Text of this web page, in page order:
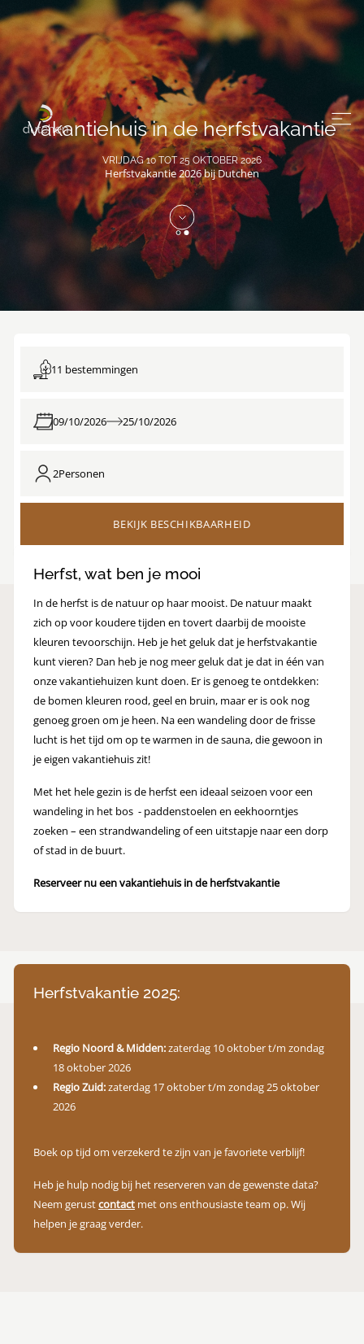
Vakantiehuis in de herfstvakantie
VRIJDAG 10 TOT 25 OKTOBER 2026
Herfstvakantie 2026 bij Dutchen
11 bestemmingen
09/10/2026 25/10/2026
2Personen
BEKIJK BESCHIKBAARHEID
Herfst, wat ben je mooi
In de herfst is de natuur op haar mooist. De natuur maakt
zich op voor koudere tijden en tovert daarbij de mooiste
kleuren tevoorschijn. Heb je het geluk dat je herfstvakantie
kunt vieren? Dan heb je nog meer geluk dat je dat in één van
onze vakantiehuizen kunt doen. Er is genoeg te ontdekken:
de bomen kleuren rood, geel en bruin, maar er is ook nog
genoeg groen om je heen. Na een wandeling door de frisse
lucht is het tijd om op te warmen in de sauna, die gewoon in
je eigen vakantiehuis zit!
Met het hele gezin is de herfst een ideaal seizoen voor een
wandeling in het bos - paddenstoelen en eekhoorntjes
zoeken – een strandwandeling of een uitstapje naar een dorp
of stad in de buurt.
Reserveer nu een vakantiehuis in de herfstvakantie
Herfstvakantie 2025:
Regio Noord & Midden:zaterdag 10 oktober t/m zondag
18 oktober 2026
Regio Zuid:zaterdag 17 oktober t/m zondag 25 oktober
2026
Boek op tijd om verzekerd te zijn van je favoriete verblijf!
Heb je hulp nodig bij het reserveren van de gewenste data?
Neem gerustcontact met ons enthousiaste team op. Wij
helpen je graag verder.